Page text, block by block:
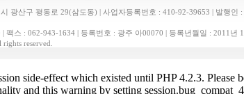
광산구 평동로 29(삼도동) | 사업자등록번호 : 410-92-39653 | 발행인
팩스 : 062-943-1634 | 등록번호 : 광주 아00070 | 등록년월일 : 2011년
reserved.
side-effect which existed until PHP 4.2.3. Please
and this warning by setting